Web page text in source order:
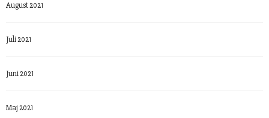
August 2021
Juli 2021
Juni 2021
Maj 2021